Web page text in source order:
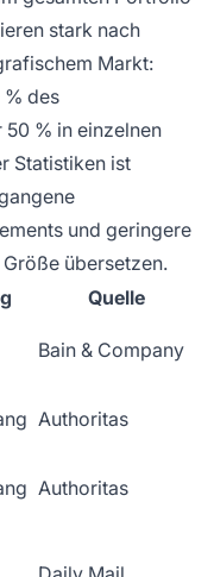
stark nach
Markt:
des
% in einzelnen
Statistiken ist
und geringere
übersetzen.
Quelle
Bain & Company
Authoritas
Authoritas